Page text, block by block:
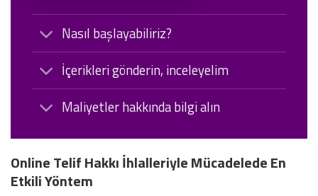
Nasıl başlayabiliriz?
İçerikleri gönderin, inceleyelim
Maliyetler hakkında bilgi alın
Online Telif Hakkı İhlalleriyle Mücadelede En
Etkili Yöntem